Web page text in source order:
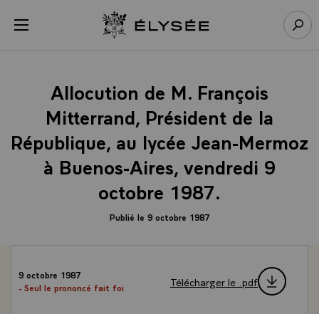
menu Retour à l’accueil Élysée
Allocution de M. François
Mitterrand, Président de la
République, au lycée Jean-Mermoz
à Buenos-Aires, vendredi 9
octobre 1987.
Publié le 9 octobre 1987
9 octobre 1987
- Seul le prononcé fait foi
Télécharger le .pdf
Panneau de gestion des cookies